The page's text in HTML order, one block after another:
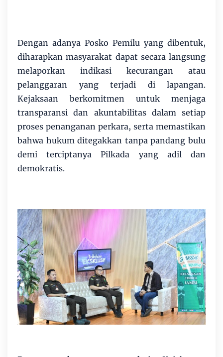
Dengan adanya Posko Pemilu yang dibentuk,
diharapkan masyarakat dapat secara langsung
melaporkan indikasi kecurangan atau
pelanggaran yang terjadi di lapangan.
Kejaksaan berkomitmen untuk menjaga
transparansi dan akuntabilitas dalam setiap
proses penanganan perkara, serta memastikan
bahwa hukum ditegakkan tanpa pandang bulu
demi terciptanya Pilkada yang adil dan
demokratis.